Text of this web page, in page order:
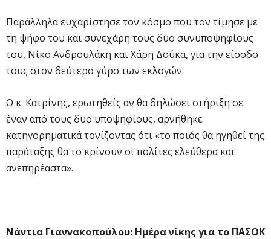
Παράλληλα ευχαρίστησε τον κόσμο που τον τίμησε με
τη ψήφο του και συνεχάρη τους δύο συνυποψηφίους
του, Νίκο Ανδρουλάκη και Χάρη Δούκα, για την είσοδο
τους στον δεύτερο γύρο των εκλογών.
Ο κ. Κατρίνης, ερωτηθείς αν θα δηλώσει στήριξη σε
έναν από τους δύο υποψηφίους, αρνήθηκε
κατηγορηματικά τονίζοντας ότι «το ποιός θα ηγηθεί της
παράταξης θα το κρίνουν οι πολίτες ελεύθερα και
ανεπηρέαστα».
Νάντια Γιαννακοπούλου: Ημέρα νίκης για το ΠΑΣΟΚ